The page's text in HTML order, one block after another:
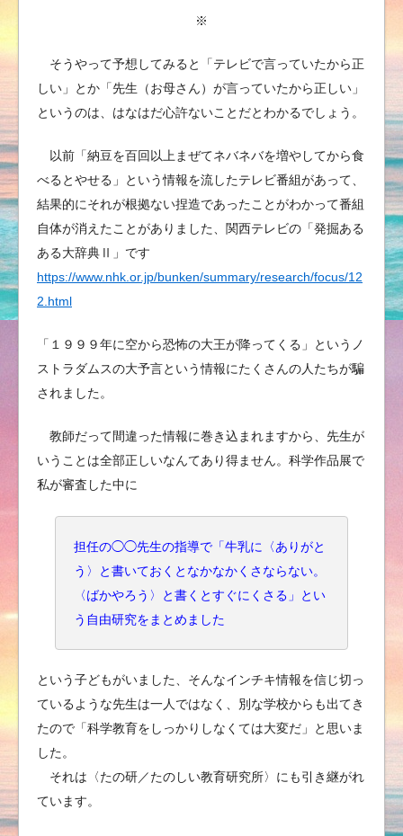
※
そうやって予想してみると「テレビで言っていたから正
しい」とか「先生（お母さん）が言っていたから正しい」
というのは、はなはだ心許ないことだとわかるでしょう。
以前「納豆を百回以上まぜてネバネバを増やしてから食
べるとやせる」という情報を流したテレビ番組があって、
結果的にそれが根拠ない捏造であったことがわかって番組
自体が消えたことがありました、関西テレビの「発掘ある
ある大辞典Ⅱ」です
https://www.nhk.or.jp/bunken/summary/research/focus/12
2.html
「１９９９年に空から恐怖の大王が降ってくる」というノ
ストラダムスの大予言という情報にたくさんの人たちが騙
されました。
教師だって間違った情報に巻き込まれますから、先生が
いうことは全部正しいなんてあり得ません。科学作品展で
私が審査した中に
担任の◯◯先生の指導で「牛乳に〈ありがと
う〉と書いておくとなかなかくさならない。
〈ばかやろう〉と書くとすぐにくさる」とい
う自由研究をまとめました
という子どもがいました、そんなインチキ情報を信じ切っ
ているような先生は一人ではなく、別な学校からも出てき
たので「科学教育をしっかりしなくては大変だ」と思いま
した。
それは〈たの研／たのしい教育研究所〉にも引き継がれ
ています。